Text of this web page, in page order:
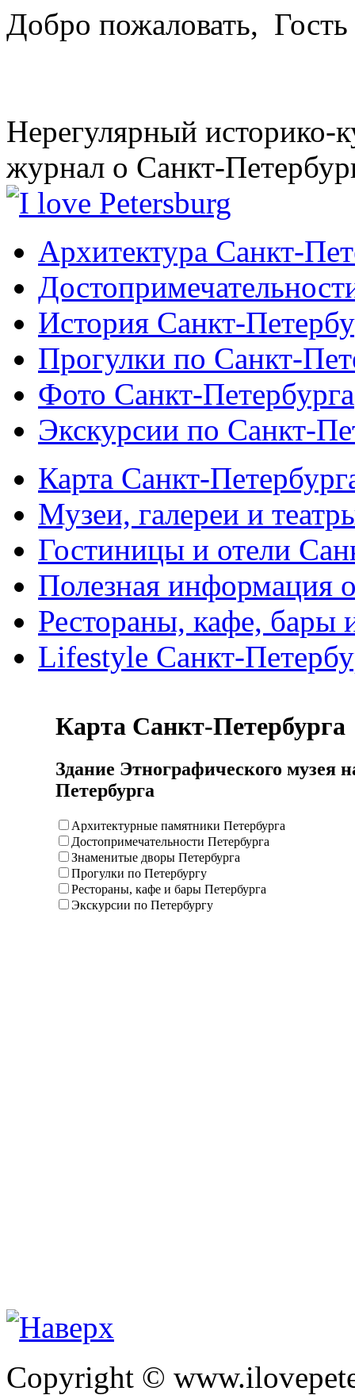
Добро пожаловать, Гость
Нерегулярный историко-
журнал о Санкт-
Архитектура Санкт-
История Санкт-
Прогулки по Санкт-
Фото Санкт-Петербурга
Экскурсии по Санкт-
Карта Санкт-
Музеи, галереи и
Гостиницы и отели
Полезная информация
Рестораны, кафе, бары
Lifestyle Санкт-
Карта Санкт-Петербурга
Здание Этнографического музея
Петербурга
Архитектурные памятники Петербурга
Достопримечательности Петербурга
Знаменитые дворы Петербурга
Прогулки по Петербургу
Рестораны, кафе и бары Петербурга
Экскурсии по Петербургу
Copyright ©